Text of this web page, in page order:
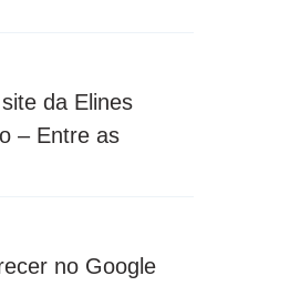
da Elines
– Entre as
no Google